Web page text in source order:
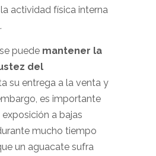
actividad física interna
puede mantener la
del
su entrega a la venta y
es importante
a bajas
mucho tiempo
un aguacate sufra